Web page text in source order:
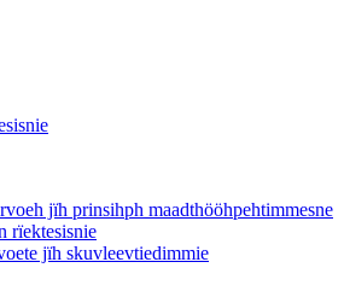
jïh prinsihph maadthööhpehtimmesne
rïektesisnie
jïh skuvleevtiedimmie